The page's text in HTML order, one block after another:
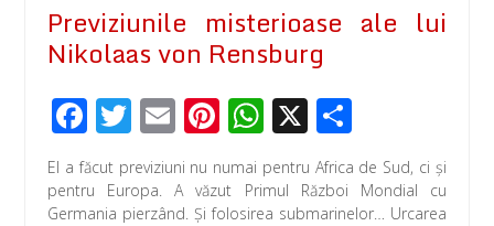
Previziunile misterioase ale lui
Nikolaas von Rensburg
F
ac
e
T
wi
tt
E
m
ail
Pi
er
W
at
X
ar
ta
El a făcut previziuni nu numai pentru Africa de Sud, ci şi
pentru Europa. A văzut Primul Război Mondial cu
Germania pierzând. Şi folosirea submarinelor… Urcarea